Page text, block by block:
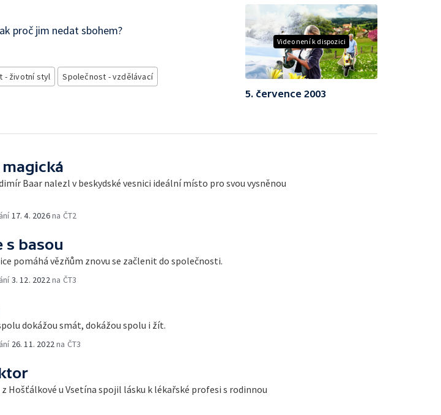
proč jim nedat sbohem?
- životní styl
Společnost - vzdělávací
Video není k dispozici
5. července 2003
Baar nalezl v beskydské vesnici ideální místo pro svou vysněnou
17. 4. 2026na ČT2
s basou
pomáhá vězňům znovu se začlenit do společnosti.
3. 12. 2022 na ČT3
dokážou smát, dokážou spolu i žít.
26. 11. 2022 na ČT3
Hošťálkové u Vsetína spojil lásku k lékařské profesi s rodinnou